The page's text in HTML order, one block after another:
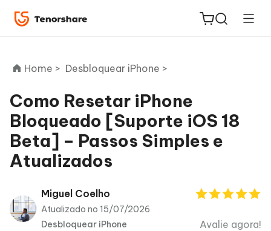
ReiBoot
for iOS
PDNob
PDF
Editor
Home > Desbloquear iPhone >
Como Resetar iPhone
Bloqueado [Suporte iOS 18
Beta] – Passos Simples e
Atualizados
Miguel Coelho
Atualizado no 15/07/2026
Desbloquear iPhone
Avalie agora!